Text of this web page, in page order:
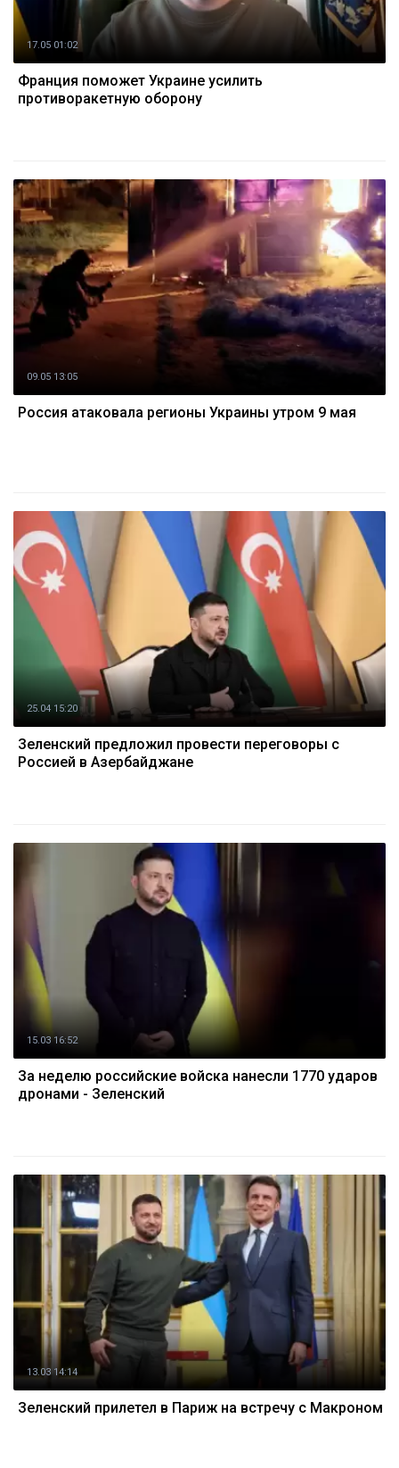
17.05 01:02
Франция поможет Украине усилить
противоракетную оборону
09.05 13:05
Россия атаковала регионы Украины утром 9 мая
25.04 15:20
Зеленский предложил провести переговоры с
Россией в Азербайджане
15.03 16:52
За неделю российские войска нанесли 1770 ударов
дронами - Зеленский
13.03 14:14
Зеленский прилетел в Париж на встречу с Макроном